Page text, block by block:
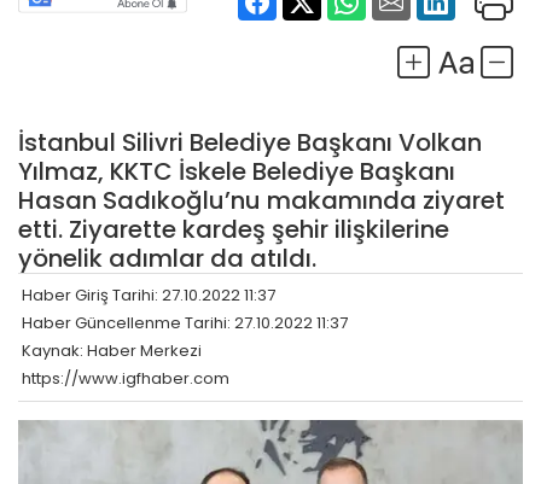
İstanbul Silivri Belediye Başkanı Volkan
Yılmaz, KKTC İskele Belediye Başkanı
Hasan Sadıkoğlu’nu makamında ziyaret
etti. Ziyarette kardeş şehir ilişkilerine
yönelik adımlar da atıldı.
Haber Giriş Tarihi: 27.10.2022 11:37
Haber Güncellenme Tarihi: 27.10.2022 11:37
Kaynak: Haber Merkezi
https://www.igfhaber.com